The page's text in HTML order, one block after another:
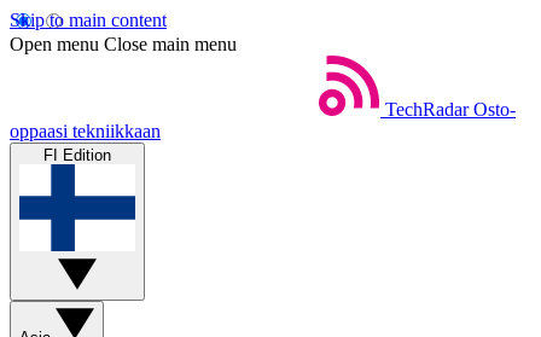
Skip to main content
Open menu Close main menu
TechRadar Osto-
oppaasi tekniikkaan
FI Edition